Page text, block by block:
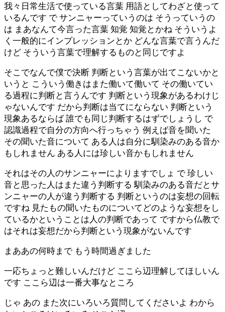
我々日常生活で使っている言葉 用語としてわざと使って
いるんです で サンニャーっていうのは そうっていうの
は まあなんて今言った言葉 知覚 知覚とかね そういうよ
く一般的にインプレッションとか どんな言葉で言うんだ
けど そういう言葉で理解するものと同じですよ
そこでなんで僕で決断 判断という言葉が出てこないかと
いうと こういう働きはまた働いて働いて その働いてい
る過程に判断と言うんです 判断という現象があるわけじ
ゃないんです だから判断は当てにならない 判断という
現象あるならば 誰でも同じ判断するはずでしょうし で
認識過程で自分の方向へ行っちゃう 例えば音を聞いた
その聞いた音について ある人は自分に馴染みのある音か
もしれません ある人には珍しい音かもしれません
それはその人のサンニャーによりますでしょ で 珍しい
音と思った人はまた違う判断する 馴染みのある音だとサ
ンニャーの人が違う判断する 判断というのは妄想の回転
ですね 見たもの聞いたものについてどのような妄想をし
ているかということは人の判断であって ですから仏教で
はそれは妄想だから判断という現象がないんです
まああの何時まで もう時間過ぎました
一応ちょっと難しいんだけど ここら辺理解してほしいん
です ここら辺は一番大事なところ
じゃ あの また次にいろいろ質問してくださいよ わから